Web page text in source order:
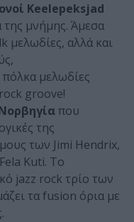
Keelepeksjad
μνήμης. Άμεσα
μελωδίες, αλλά και
μελωδίες
groove!
που
της
των Jimi Hendrix,
Kuti. Το
jazz rock τρίο των
τα fusion όρια με